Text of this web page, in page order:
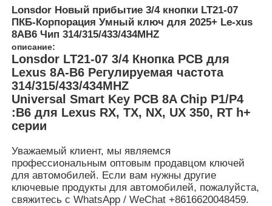
Lonsdor Новый прибытие 3/4 кнопки LT21-07
ПКБ-Корпорация Умный ключ для 2025+ Le-xus
8AB6 Чип 314/315/433/434MHZ
описание:
Lonsdor LT21-07 3/4 Кнопка PCB для
Lexus 8A-B6 Регулируемая частота
314/315/433/434MHZ
Universal Smart Key PCB 8A Chip P1/P4
:B6 для Lexus RX, TX, NX, UX 350, RT h+
серии
Уважаемый клиент, мы являемся
профессиональным оптовым продавцом ключей
для автомобилей. Если вам нужны другие
ключевые продукты для автомобилей, пожалуйста,
свяжитесь с WhatsApp / WeChat +8616620048459.